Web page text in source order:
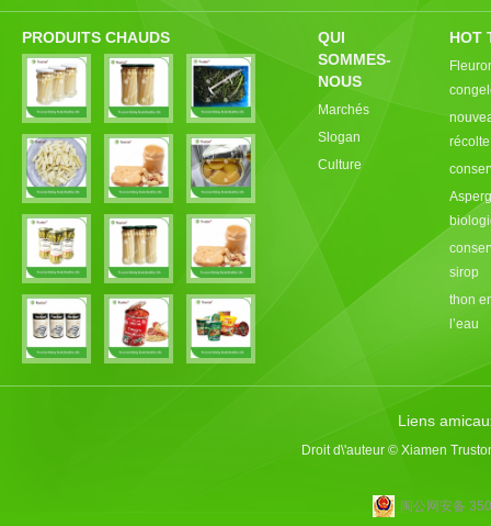
PRODUITS CHAUDS
QUI
SOMMES-
NOUS
Marchés
Slogan
Culture
HOT
sirop
thon
l’eau
Liens
Droit d\'auteur © Xiamen
闽公网安备